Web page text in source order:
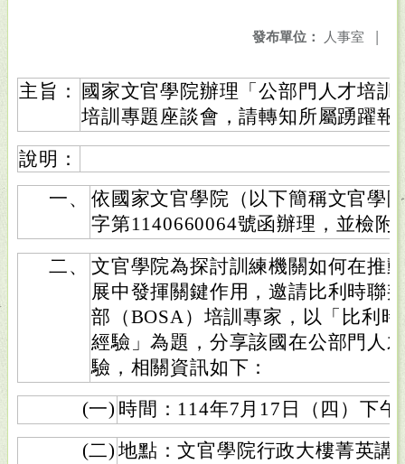
發布單位： 人事室 |
主旨：
國家文官學院辦理「公部門人才培
培訓專題座談會，請轉知所屬踴躍報
說明：
一、
依國家文官學院（以下簡稱文官學
字第1140660064號函辦理，並檢附
二、
文官學院為探討訓練機關如何在推
展中發揮關鍵作用，邀請比利時聯
部（BOSA）培訓專家，以「比利
經驗」為題，分享該國在公部門人
驗，相關資訊如下：
(一) 時間：114年7月17日（四）下
(二) 地點：文官學院行政大樓菁英講